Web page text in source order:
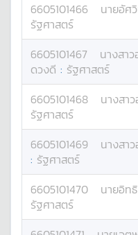
6605101466 นายอัศ
รัฐศาสตร์
6605101467 นางสาว
ดวงดี : รัฐศาสตร์
6605101468 นางสาว
รัฐศาสตร์
6605101469 นางสาว
: รัฐศาสตร์
6605101470 นายอิท
รัฐศาสตร์